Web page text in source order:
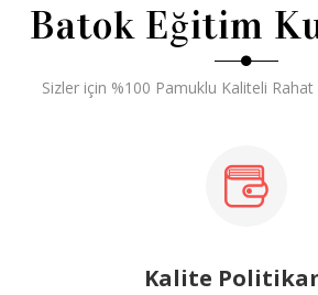
Batok Eğitim
Sizler için %100 Pamuklu Kaliteli
Kalite